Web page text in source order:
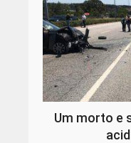
Um morto e